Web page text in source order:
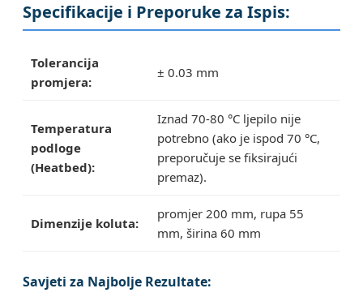
Specifikacije i Preporuke za Ispis:
Tolerancija
promjera:
± 0.03 mm
Temperatura
podloge
(Heatbed):
Iznad 70-80 °C ljepilo nije
potrebno (ako je ispod 70 °C,
preporučuje se fiksirajući
premaz).
Dimenzije koluta:
promjer 200 mm, rupa 55
mm, širina 60 mm
Savjeti za Najbolje Rezultate: